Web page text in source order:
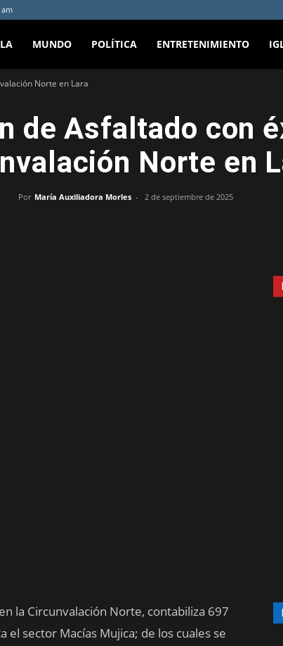
am
MUNDO POLÍTICA ENTRETENIMIENTO
Norte en Lara
de Asfaltado con
Norte en
Por María Auxiliadora Morles - 2 de septiembre de 2025
la Circunvalación Norte, contabiliza 697
el sector Macías Mujica; de los cuales se